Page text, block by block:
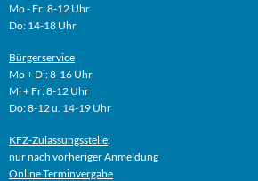
Mo - Fr: 8-12 Uhr
Do: 14-18 Uhr
Bürgerservice
Mo + Di: 8-16 Uhr
Mi + Fr: 8-12 Uhr
Do: 8-12 u. 14-19 Uhr
KFZ-Zulassungsstelle:
nur nach vorheriger Anmeldung
OnlineTerminvergabe